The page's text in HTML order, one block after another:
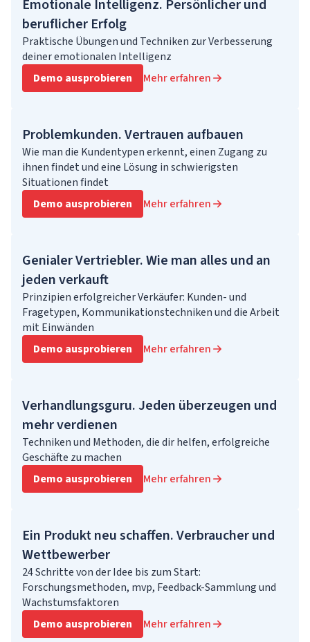
Emotionale Intelligenz. Persönlicher und
beruflicher Erfolg
Praktische Übungen und Techniken zur Verbesserung
deiner emotionalen Intelligenz
Demo ausprobieren
Mehr erfahren
Problemkunden. Vertrauen aufbauen
Wie man die Kundentypen erkennt, einen Zugang zu
ihnen findet und eine Lösung in schwierigsten
Situationen findet
Demo ausprobieren
Mehr erfahren
Genialer Vertriebler. Wie man alles und an
jeden verkauft
Prinzipien erfolgreicher Verkäufer: Kunden- und
Fragetypen, Kommunikationstechniken und die Arbeit
mit Einwänden
Demo ausprobieren
Mehr erfahren
Verhandlungsguru. Jeden überzeugen und
mehr verdienen
Techniken und Methoden, die dir helfen, erfolgreiche
Geschäfte zu machen
Demo ausprobieren
Mehr erfahren
Ein Produkt neu schaffen. Verbraucher und
Wettbewerber
24 Schritte von der Idee bis zum Start:
Forschungsmethoden, mvp, Feedback-Sammlung und
Wachstumsfaktoren
Demo ausprobieren
Mehr erfahren